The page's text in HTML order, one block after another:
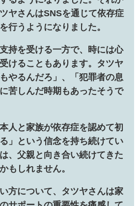
ヤさんはSNSを通じて依存症
行うようになりました。
持を受ける一方で、時には心
けることもあります。タツヤ
やるんだろ」、「犯罪者の息
苦しんだ時期もあったそうで
人と家族が依存症を認めて初
」という信念を持ち続けてい
、父親と向き合い続けてきた
もしれません。
方について、タツヤさんは家